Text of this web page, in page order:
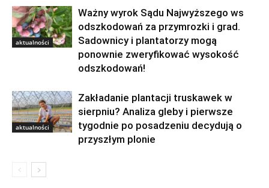
aktualności
Ważny wyrok Sądu Najwyższego ws
odszkodowań za przymrozki i grad.
Sadownicy i plantatorzy mogą
ponownie zweryfikować wysokość
odszkodowań!
aktualności
Zakładanie plantacji truskawek w
sierpniu? Analiza gleby i pierwsze
tygodnie po posadzeniu decydują o
przyszłym plonie